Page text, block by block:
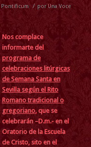
Pontificum / por Una Voce
Nos complace
informarte del
programa de
celebraciones litúrgicas
de Semana Santa en
Sevilla según el Rito
Romano tradicional o
gregoriano, que se
celebrarán –D.m.- en el
Oratorio de la Escuela
de Cristo, sito en el